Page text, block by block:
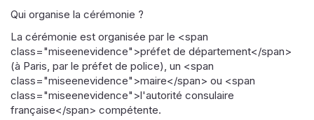
Qui organise la cérémonie ?
La cérémonie est organisée par le <span
class="miseenevidence">préfet de département</span>
(à Paris, par le préfet de police), un <span
class="miseenevidence">maire</span> ou <span
class="miseenevidence">l'autorité consulaire
française</span> compétente.